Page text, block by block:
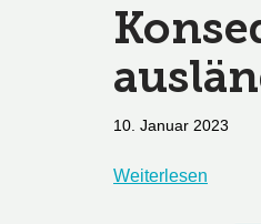
10. Januar 2023
Weiterlesen